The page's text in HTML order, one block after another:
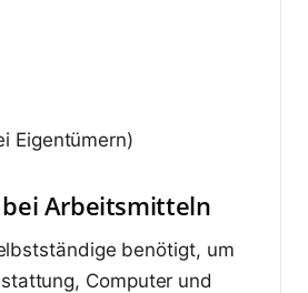
Eigentümern)
Arbeitsmitteln
benötigt, um
Computer und